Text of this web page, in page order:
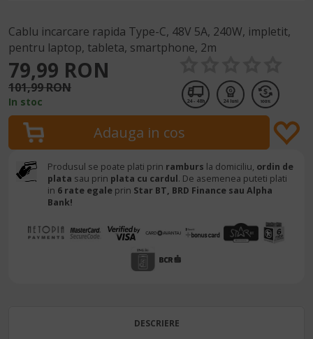
Cablu incarcare rapida Type-C, 48V 5A, 240W, impletit,
pentru laptop, tableta, smartphone, 2m
79,99 RON
101,99 RON
In stoc 24 - 48h 24 luni
Produsul se poate plati prin ramburs la domiciliu, ordin de
plata sau prin plata cu cardul. De asemenea puteti plati
in 6 rate egale prin Star BT, BRD Finance sau Alpha
Bank!
DESCRIERE